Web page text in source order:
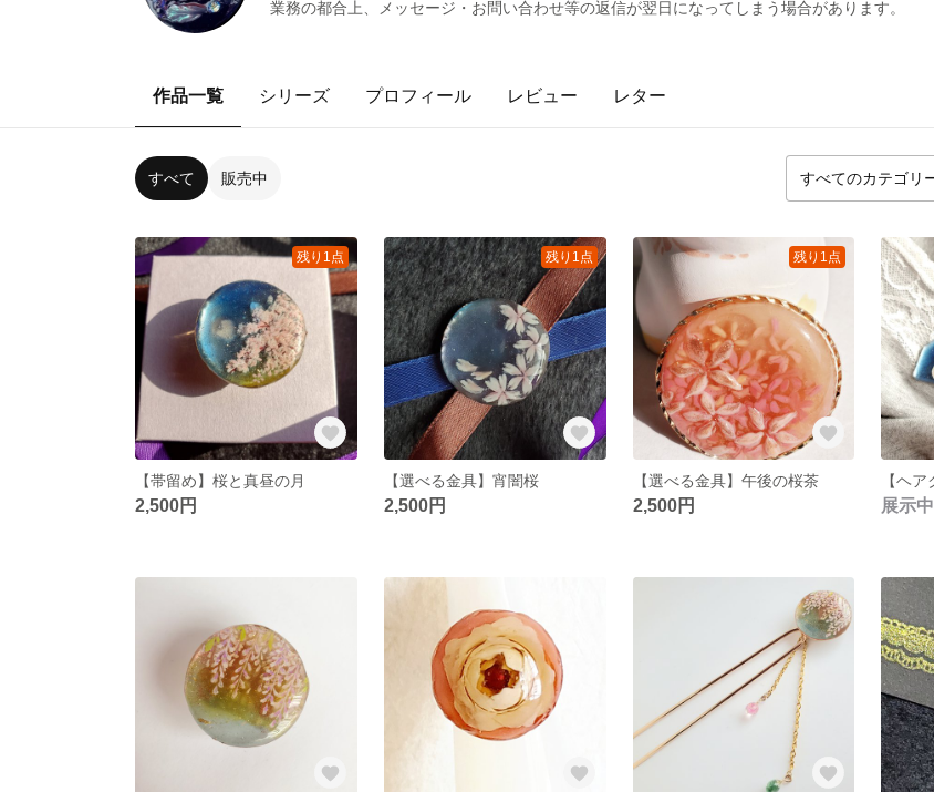
業務の都合上、メッセージ・お問い合わせ等の返信が翌日になってしまう場合があります。
作品一覧 シリーズ プロフィール レビュー レター
すべて 販売中
残り1点
【帯留め】桜と真昼の月
2,500円
残り1点
【選べる金具】宵闇桜
2,500円
残り1点
【選べる金具】午後の桜茶
2,500円 展示中